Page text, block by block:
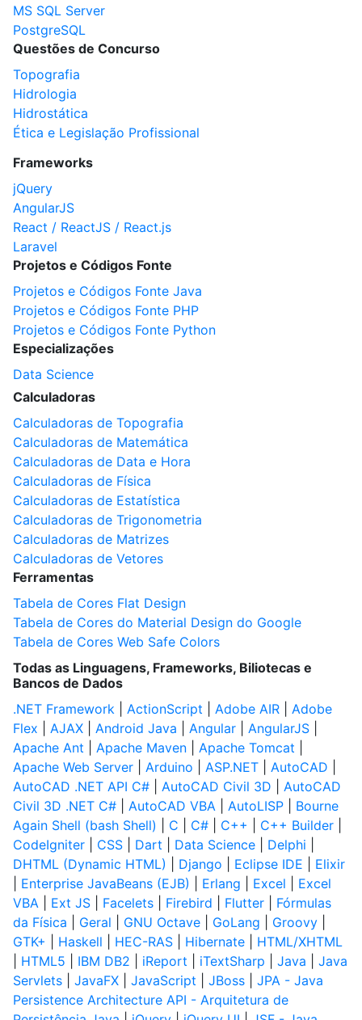
MS SQL Server
PostgreSQL
Questões de Concurso
Topografia
Hidrologia
Hidrostática
Ética e Legislação Profissional
Frameworks
jQuery
AngularJS
React / ReactJS / React.js
Laravel
Projetos e Códigos Fonte
Projetos e Códigos Fonte Java
Projetos e Códigos Fonte PHP
Projetos e Códigos Fonte Python
Especializações
Data Science
Calculadoras
Calculadoras de Topografia
Calculadoras de Matemática
Calculadoras de Data e Hora
Calculadoras de Física
Calculadoras de Estatística
Calculadoras de Trigonometria
Calculadoras de Matrizes
Calculadoras de Vetores
Ferramentas
Tabela de Cores Flat Design
Tabela de Cores do Material Design do Google
Tabela de Cores Web Safe Colors
Todas as Linguagens, Frameworks, Biliotecas e
Bancos de Dados
.NET Framework
ActionScript Adobe AIR
Adobe
Flex
AJAX Android Java Angular AngularJS
Apache Ant
Apache Maven Apache Tomcat
Apache Web Server
Arduino ASP.NET AutoCAD
AutoCAD .NET API C#
AutoCAD Civil 3D
AutoCAD
Civil 3D .NET C#
AutoCAD VBA AutoLISP
Bourne
Again Shell (bash Shell)
C C# C++ C++ Builder
CodeIgniter
CSS Dart Data Science Delphi
DHTML (Dynamic HTML)
Django Eclipse IDE
Elixir
Enterprise JavaBeans (EJB) Erlang Excel
Excel
VBA
Ext JS Facelets Firebird Flutter
Fórmulas
da Física
Geral GNU Octave GoLang Groovy
GTK+
Haskell HEC-RAS Hibernate
HTML/XHTML
HTML5 IBM DB2 iReport iTextSharp Java
Java
Servlets
JavaFX JavaScript JBoss
JPA - Java
Persistence Architecture API - Arquitetura de